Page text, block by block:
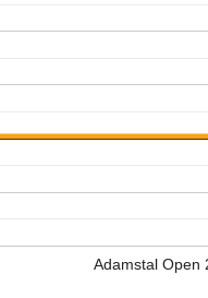
Adamstal Open